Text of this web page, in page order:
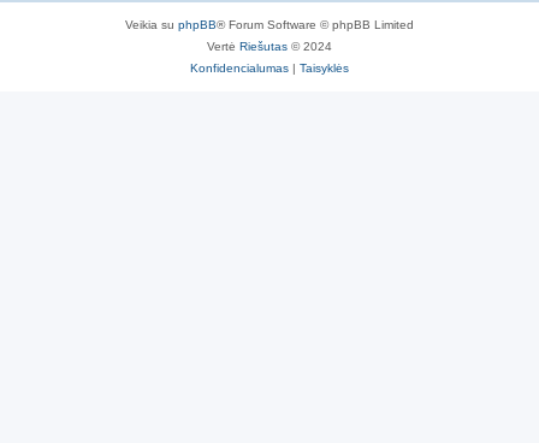
Veikia su phpBB® Forum Software © phpBB Limited
Vertė Riešutas © 2024
Konfidencialumas | Taisyklės